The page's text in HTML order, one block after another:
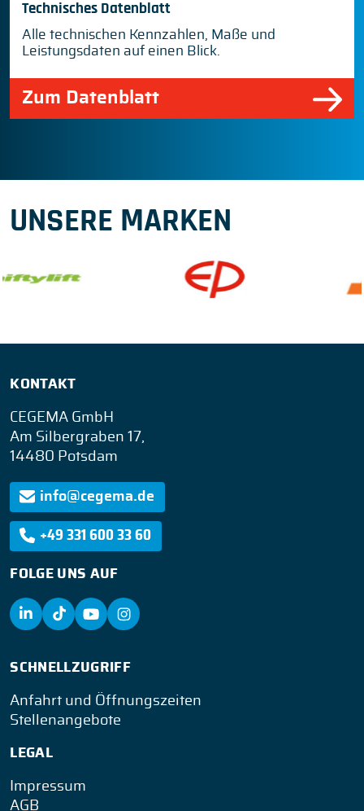
Technisches Datenblatt
Alle technischen Kennzahlen, Maße und
Leistungsdaten auf einen Blick.
Zum Datenblatt
UNSERE MARKEN
KONTAKT
CEGEMA GmbH
Am Silbergraben 17,
14480 Potsdam
info@cegema.de
+49 331 600 33 60
FOLGE UNS AUF
SCHNELLZUGRIFF
Anfahrt und Öffnungszeiten
Stellenangebote
LEGAL
Impressum
AGB